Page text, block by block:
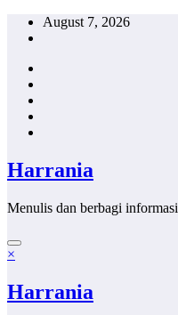
Skip
August 7, 2026
Harrania
Menulis dan berbagi informasi
×
Harrania